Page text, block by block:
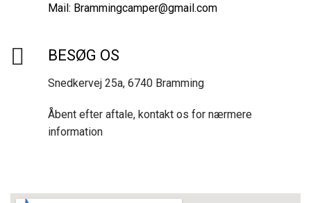
Mail: Brammingcamper@gmail.com
BESØG OS
Snedkervej 25a, 6740 Bramming
Åbent efter aftale, kontakt os for nærmere
information